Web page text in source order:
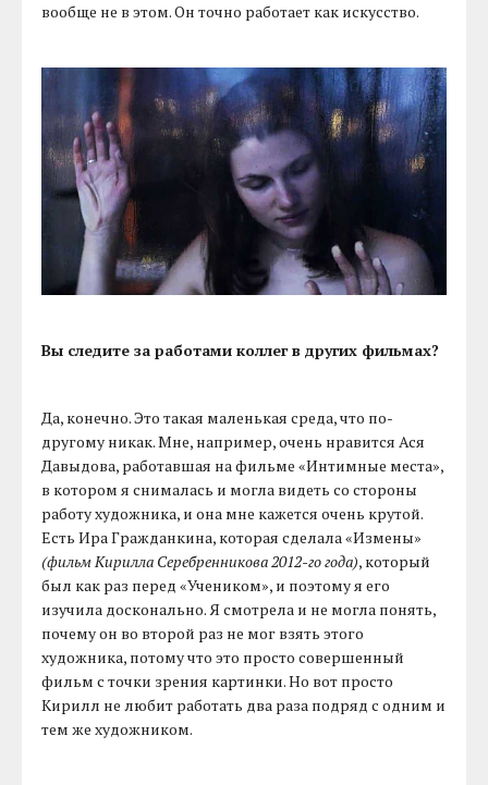
вообще не в этом. Он точно работает как искусство.
Вы следите за работами коллег в других фильмах?
Да, конечно. Это такая маленькая среда, что по-
другому никак. Мне, например, очень нравится Ася
Давыдова, работавшая на фильме «Интимные места»,
в котором я снималась и могла видеть со стороны
работу художника, и она мне кажется очень крутой.
Есть Ира Гражданкина, которая сделала «Измены»
(фильм Кирилла Серебренникова 2012-го года), который
был как раз перед «Учеником», и поэтому я его
изучила досконально. Я смотрела и не могла понять,
почему он во второй раз не мог взять этого
художника, потому что это просто совершенный
фильм с точки зрения картинки. Но вот просто
Кирилл не любит работать два раза подряд с одним и
тем же художником.